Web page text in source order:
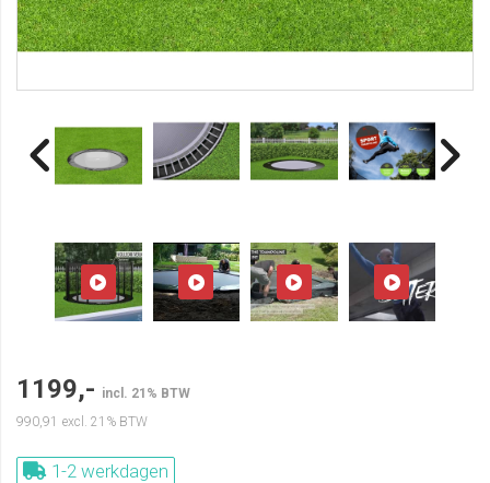
1199,- incl. 21% BTW
990,91 excl. 21% BTW
1-2 werkdagen